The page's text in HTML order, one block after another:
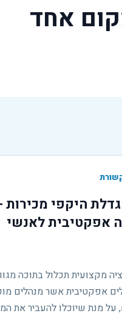
אחד
היקפי מכירות
אפקטיבית לאנשי
מקצועית תכלול בתוכה
אפקטיבית אשר מנהלים
על מנת שיוכלו להעביר את